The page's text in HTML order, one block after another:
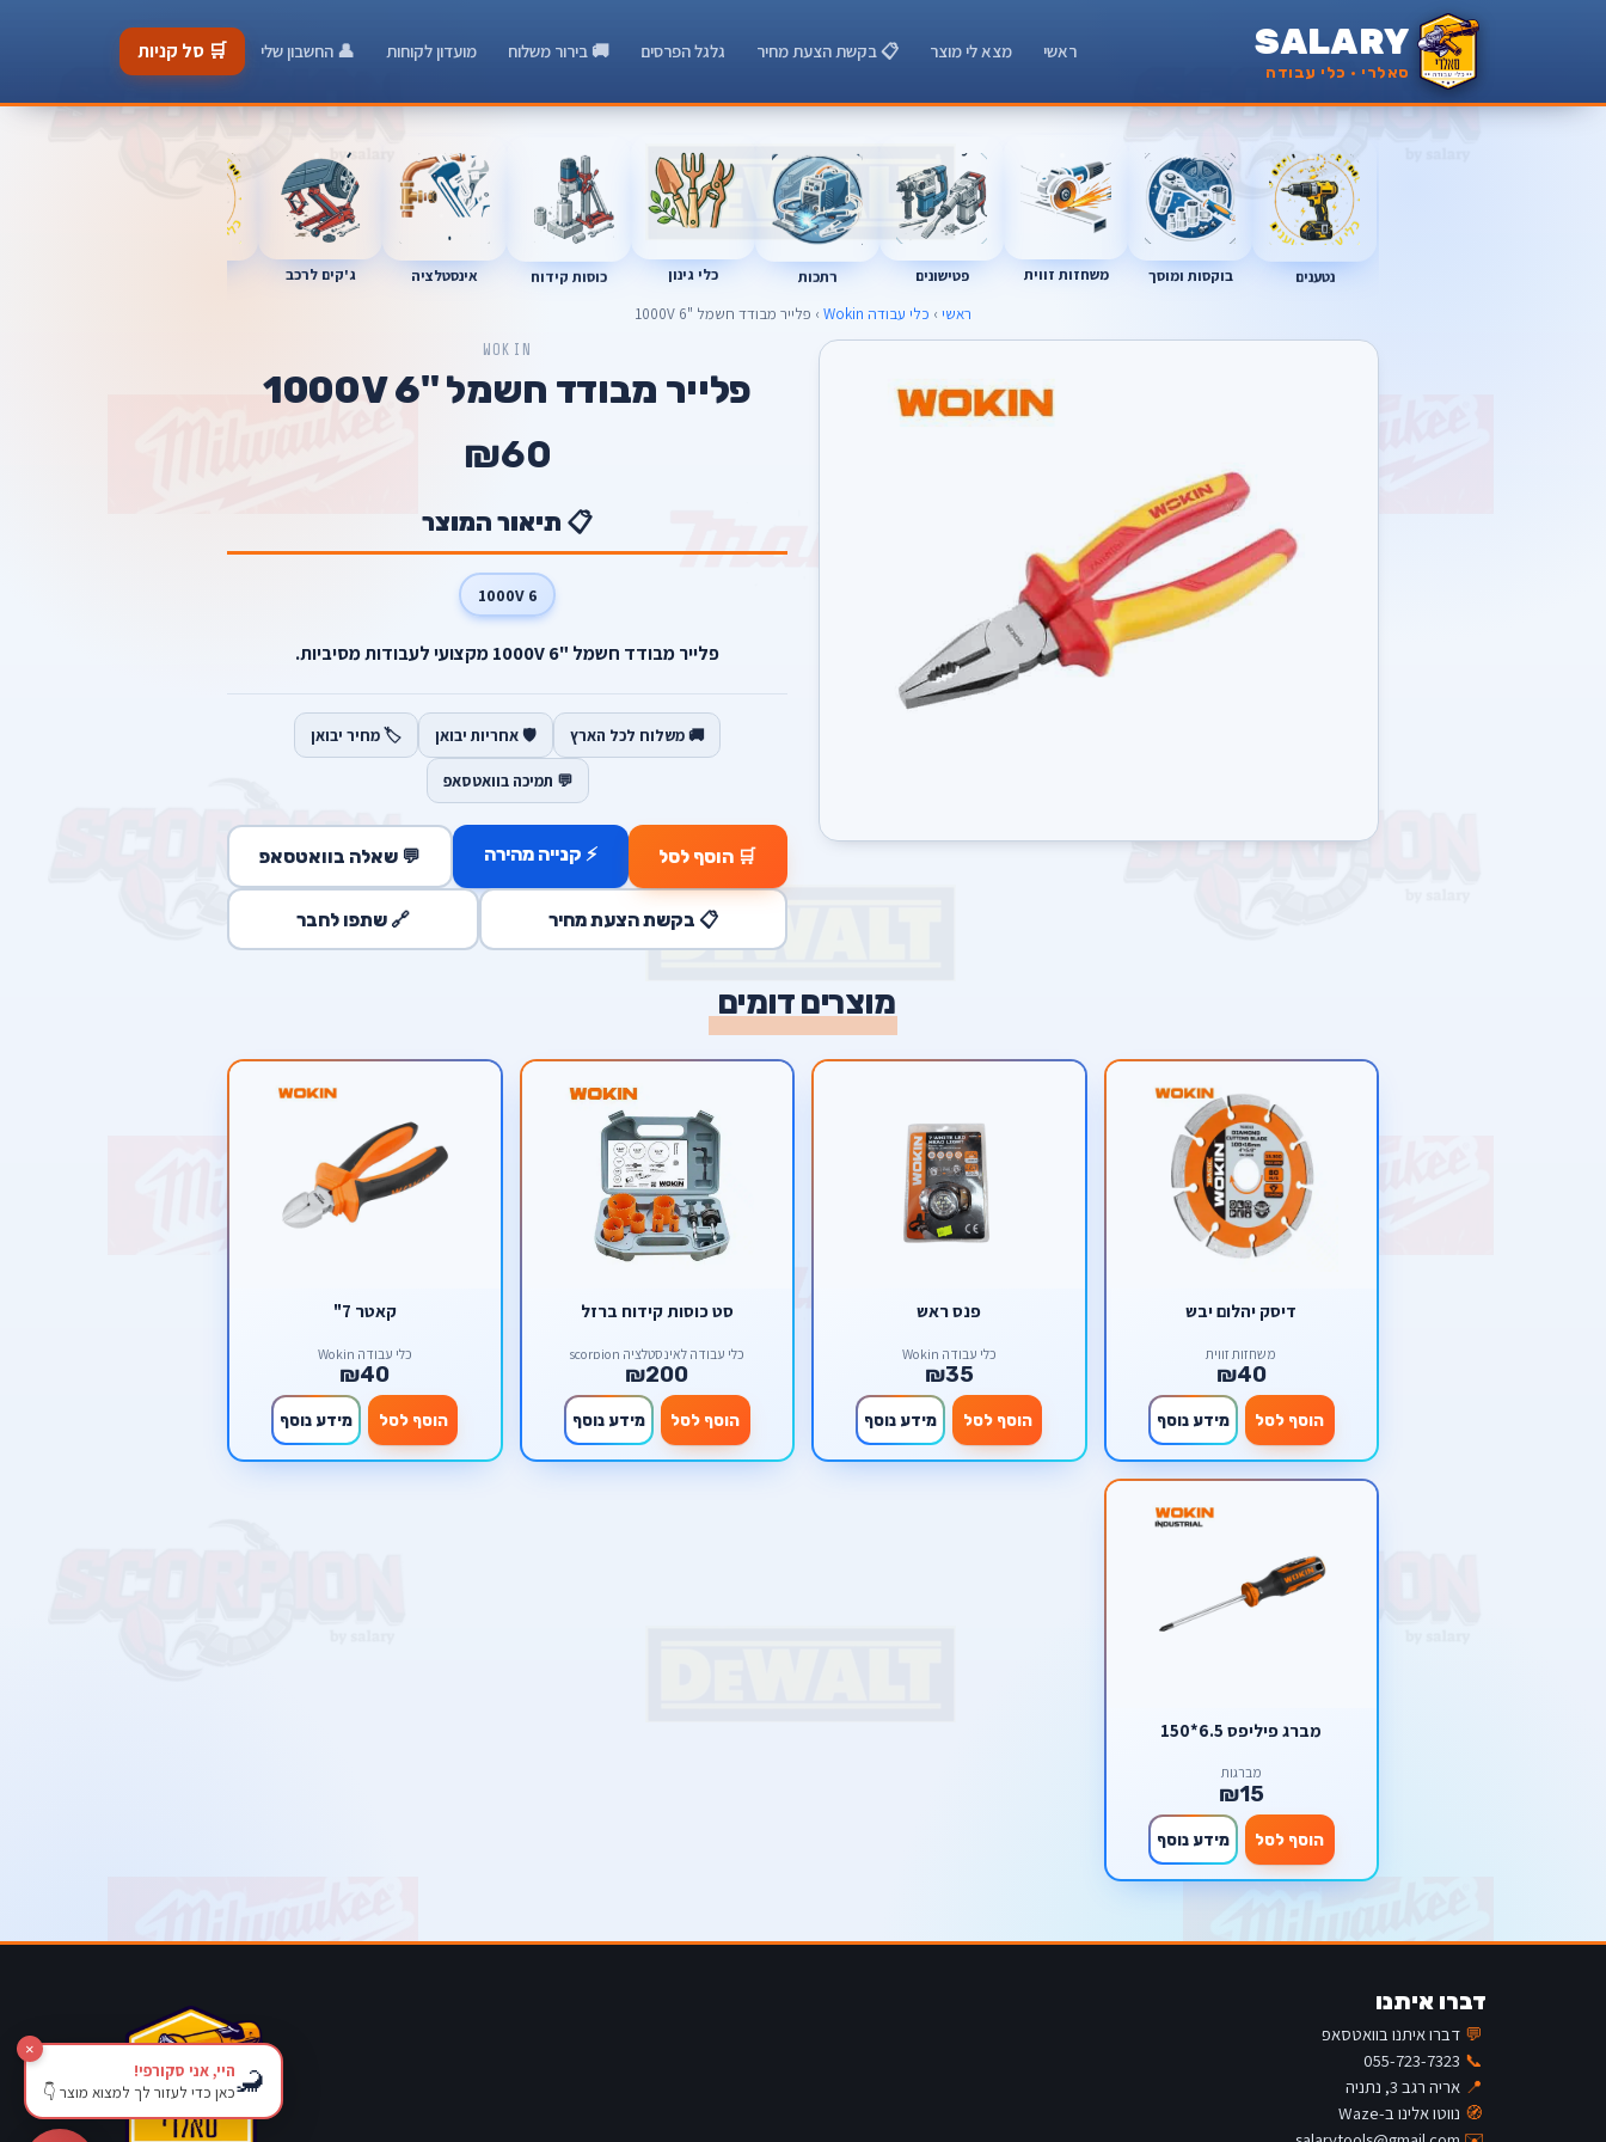
SALARY
סאלרי · כלי עבודה
ראשי מצא לי מוצר 📋 בקשת הצעת מחיר גלגל הפרסים 🚚 בירור משלוח מועדון לקוחות 👤 החשבון שלי 🛒 סל קניות
נטענים בוקסות ומוסך משחזות זווית פטישונים רתכות כלי גינון כוסות קידוח אינסטלציה ג'קים לרכב
ראשי › כלי עבודה Wokin › פלייר מבודד חשמל "6 1000V
WOKIN
פלייר מבודד חשמל "6 1000V
₪60
📋 תיאור המוצר
6 1000V
פלייר מבודד חשמל "6 1000V מקצועי לעבודות מסיביות.
🚚 משלוח לכל הארץ 🛡️ אחריות יבואן 🏷️ מחיר יבואן
💬 תמיכה בוואטסאפ
🛒 הוסף לסל ⚡ קנייה מהירה 💬 שאלה בוואטסאפ
📋 בקשת הצעת מחיר 🔗 שתפו לחבר
מוצרים דומים
דיסק יהלום יבש
משחזות זווית
₪40
הוסף לסל מידע נוסף
פנס ראש
כלי עבודה Wokin
₪35
הוסף לסל מידע נוסף
סט כוסות קידוח ברזל
כלי עבודה לאינסטלציה scorpion
₪200
הוסף לסל מידע נוסף
קאטר 7"
כלי עבודה Wokin
₪40
הוסף לסל מידע נוסף
מברג פיליפס 6.5*150
מברגות
₪15
הוסף לסל מידע נוסף
דברו איתנו
💬 דברו איתנו בוואטסאפ
📞
055-723-7323
📍 אריה רגב 3, נתניה
🧭 נווטו אלינו ב-Waze
×
🦂היי, אני סקורפי!
כאן כדי לעזור לך למצוא מוצר 👇